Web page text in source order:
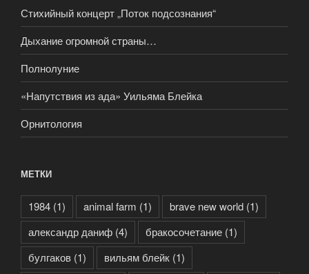
Стихийный концерт „Поток подсознания“
Дыхание огромной страны…
Полнолуние
«Напутствия из ада» Уильяма Блейка
Орнитология
МЕТКИ
1984 (1) animal farm (1) brave new world (1)
александр даниф (4) бракосочетание (1)
булгаков (1) вильям блейк (1)